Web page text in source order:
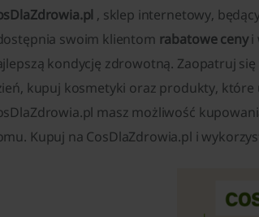
, sklep internetowy,
swoim klientom rabatowe cenyi
kondycję zdrowotną. Zaopatruj się
kupuj kosmetyki oraz produkty, które
masz możliwość
Kupuj na CosDlaZdrowia.pl i